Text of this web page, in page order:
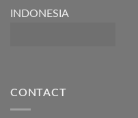
CONTACT